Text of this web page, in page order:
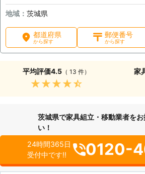
地域： 茨城県
都道府県
から探す
郵便番号
から探す
平均評価4.5 （ 13 件）
★★★★★
家
茨城県で家具組立・移動業者を
い！
24時間365日
受付中です!!
0120-